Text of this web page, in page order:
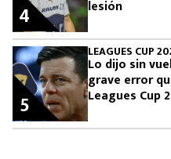
lesión
4
LEAGUES CUP
Lo dijo sin
grave error
Leagues Cup
5